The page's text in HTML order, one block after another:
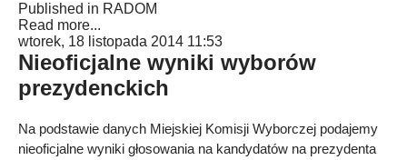
Published in RADOM
Read more...
wtorek, 18 listopada 2014 11:53
Nieoficjalne wyniki wyborów
prezydenckich
Na podstawie danych Miejskiej Komisji Wyborczej podajemy
nieoficjalne wyniki głosowania na kandydatów na prezydenta